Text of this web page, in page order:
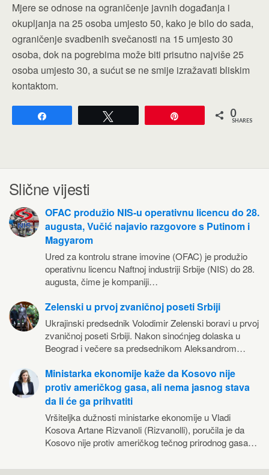
Mjere se odnose na ograničenje javnih događanja i
okupljanja na 25 osoba umjesto 50, kako je bilo do sada,
ograničenje svadbenih svečanosti na 15 umjesto 30
osoba, dok na pogrebima može biti prisutno najviše 25
osoba umjesto 30, a sućut se ne smije izražavati bliskim
kontaktom.
0
SHARES
Slične vijesti
OFAC produžio NIS-u operativnu licencu do 28.
augusta, Vučić najavio razgovore s Putinom i
Magyarom
Ured za kontrolu strane imovine (OFAC) je produžio
operativnu licencu Naftnoj industriji Srbije (NIS) do 28.
augusta, čime je kompaniji…
Zelenski u prvoj zvaničnoj poseti Srbiji
Ukrajinski predsednik Volodimir Zelenski boravi u prvoj
zvaničnoj poseti Srbiji. Nakon sinoćnjeg dolaska u
Beograd i večere sa predsednikom Aleksandrom…
Ministarka ekonomije kaže da Kosovo nije
protiv američkog gasa, ali nema jasnog stava
da li će ga prihvatiti
Vršiteljka dužnosti ministarke ekonomije u Vladi
Kosova Artane Rizvanoli (Rizvanolli), poručila je da
Kosovo nije protiv američkog tečnog prirodnog gasa…